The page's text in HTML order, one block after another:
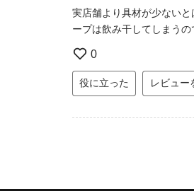
実店舗より具材が少ない
ープは飲み干してしまう
0
役に立った レビュー